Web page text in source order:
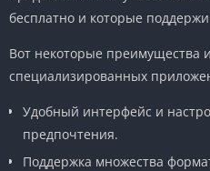
бесплатно и которые
Вот некоторые преимущества
специализированных
Удобный интерфейс и
предпочтения.
Поддержка множества